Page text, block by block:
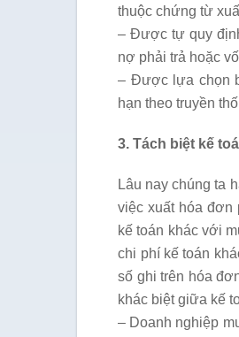
thuộc chứng từ
– Được tự quy
nợ phải trả hoặc
– Được lựa chọn
hạn theo truyền
3. Tách biệt kế
Lâu nay chúng ta
việc xuất hóa đơn
kế toán khác với
chi phí kế toán
số ghi trên hóa
khác biệt giữa kế
– Doanh nghiệp